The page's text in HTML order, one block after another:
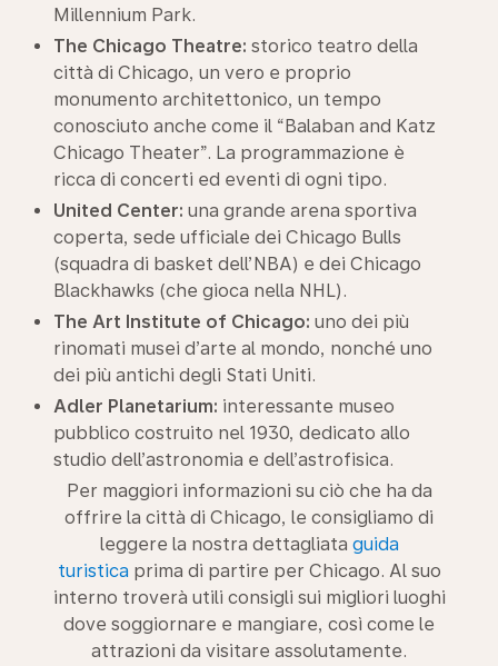
Millennium Park.
The Chicago Theatre: storico teatro della
città di Chicago, un vero e proprio
monumento architettonico, un tempo
conosciuto anche come il “Balaban and Katz
Chicago Theater”. La programmazione è
ricca di concerti ed eventi di ogni tipo.
United Center: una grande arena sportiva
coperta, sede ufficiale dei Chicago Bulls
(squadra di basket dell’NBA) e dei Chicago
Blackhawks (che gioca nella NHL).
The Art Institute of Chicago: uno dei più
rinomati musei d’arte al mondo, nonché uno
dei più antichi degli Stati Uniti.
Adler Planetarium: interessante museo
pubblico costruito nel 1930, dedicato allo
studio dell’astronomia e dell’astrofisica.
Per maggiori informazioni su ciò che ha da
offrire la città di Chicago, le consigliamo di
leggere la nostra dettagliata guida
turistica prima di partire per Chicago. Al suo
interno troverà utili consigli sui migliori luoghi
dove soggiornare e mangiare, così come le
attrazioni da visitare assolutamente.